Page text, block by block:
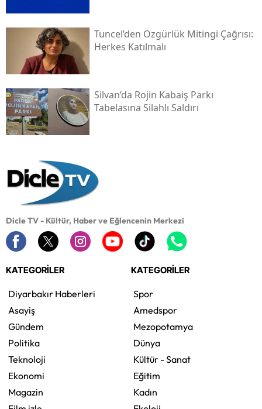
Tuncel’den Özgürlük Mitingi Çağrısı:
Herkes Katılmalı
Silvan’da Rojin Kabaiş Parkı
Tabelasına Silahlı Saldırı
Dicle TV - Kültür, Haber ve Eğlencenin Merkezi
KATEGORİLER
Diyarbakır Haberleri
Asayiş
Gündem
Politika
Teknoloji
Ekonomi
Magazin
KATEGORİLER
Spor
Amedspor
Mezopotamya
Dünya
Kültür - Sanat
Eğitim
Kadın